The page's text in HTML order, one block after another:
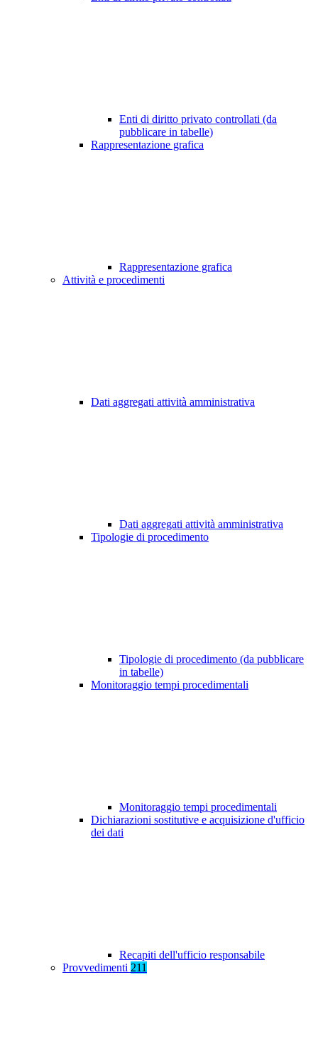
Enti di diritto privato controllati (da
pubblicare in tabelle)
Rappresentazione grafica
Rappresentazione grafica
Attività e procedimenti
Dati aggregati attività amministrativa
Dati aggregati attività amministrativa
Tipologie di procedimento
Tipologie di procedimento (da pubblicare
in tabelle)
Monitoraggio tempi procedimentali
Monitoraggio tempi procedimentali
Dichiarazioni sostitutive e acquisizione d'ufficio
dei dati
Recapiti dell'ufficio responsabile
Provvedimenti 211